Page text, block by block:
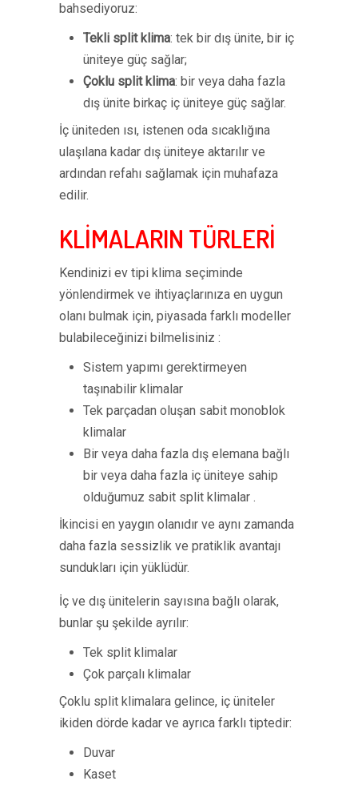
bahsediyoruz:
Tekli split klima: tek bir dış ünite, bir iç
üniteye güç sağlar;
Çoklu split klima: bir veya daha fazla
dış ünite birkaç iç üniteye güç sağlar.
İç üniteden ısı, istenen oda sıcaklığına
ulaşılana kadar dış üniteye aktarılır ve
ardından refahı sağlamak için muhafaza
edilir.
KLİMALARIN TÜRLERİ
Kendinizi ev tipi klima seçiminde
yönlendirmek ve ihtiyaçlarınıza en uygun
olanı bulmak için, piyasada farklı modeller
bulabileceğinizi bilmelisiniz :
Sistem yapımı gerektirmeyen
taşınabilir klimalar
Tek parçadan oluşan sabit monoblok
klimalar
Bir veya daha fazla dış elemana bağlı
bir veya daha fazla iç üniteye sahip
olduğumuz sabit split klimalar .
İkincisi en yaygın olanıdır ve aynı zamanda
daha fazla sessizlik ve pratiklik avantajı
sundukları için yüklüdür.
İç ve dış ünitelerin sayısına bağlı olarak,
bunlar şu şekilde ayrılır:
Tek split klimalar
Çok parçalı klimalar
Çoklu split klimalara gelince, iç üniteler
ikiden dörde kadar ve ayrıca farklı tiptedir:
Duvar
Kaset